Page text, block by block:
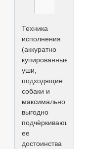
Техника
исполнения
(аккуратно
купированные
уши,
подходящие
собаки и
максимально
выгодно
подчёркивающие
ее
достоинства